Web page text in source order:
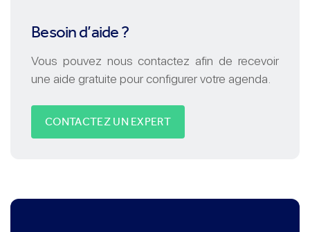
Besoin d’aide ?
Vous pouvez nous contactez afin de recevoir
une aide gratuite pour configurer votre agenda.
CONTACTEZ UN EXPERT